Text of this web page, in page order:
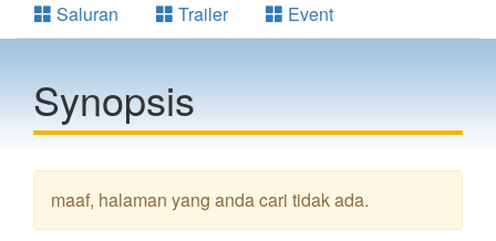
Saluran
Trailer Event
Synopsis
maaf, halaman yang anda cari tidak ada.